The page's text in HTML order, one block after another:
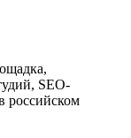
SEO-
российском